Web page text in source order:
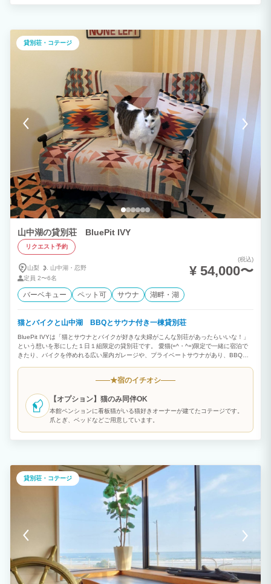
日１組限定】 コテージ棟は１棟貸しなので、１日１組限定！ ゆっくりとお寛ぎ頂けま
す。 ファミリー、カップルなどにも最適！ 【施設について】 海は車で10分と好立
地。 贅沢に貸し切れるお客様だけの別荘。 星の絶景を眺め、自然を最大限に楽しむ。
貸別荘・コテージ
山中湖の貸別荘 BluePit IVY
リクエスト予約
山梨 山中湖・ 忍野
定員 2〜6名
(税込)
¥ 54,000〜
バーベキュー ペット可 サウナ 湖畔・湖
猫とバイクと山中湖 BBQとサウナ付き一棟貸別荘
BluePit IVYは「猫とサウナとバイクが好きな夫婦がこんな別荘があったらいいな！」
という想いを形にした１日１組限定の貸別荘です。 愛猫(=^・^=)限定で一緒に宿泊で
きたり、バイクを停めれる広い屋内ガレージや、プライベートサウナがあり、BBQも
★宿のイチオシ
【オプション】猫のみ同伴OK
本館ペンションに看板猫がいる猫好きオーナーが建てたコテージです。
爪とぎ、ベッドなどご用意しています。
貸別荘・コテージ